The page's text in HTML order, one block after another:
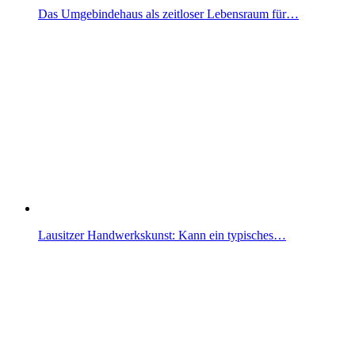
Das Umgebindehaus als zeitloser Lebensraum für…
Lausitzer Handwerkskunst: Kann ein typisches…